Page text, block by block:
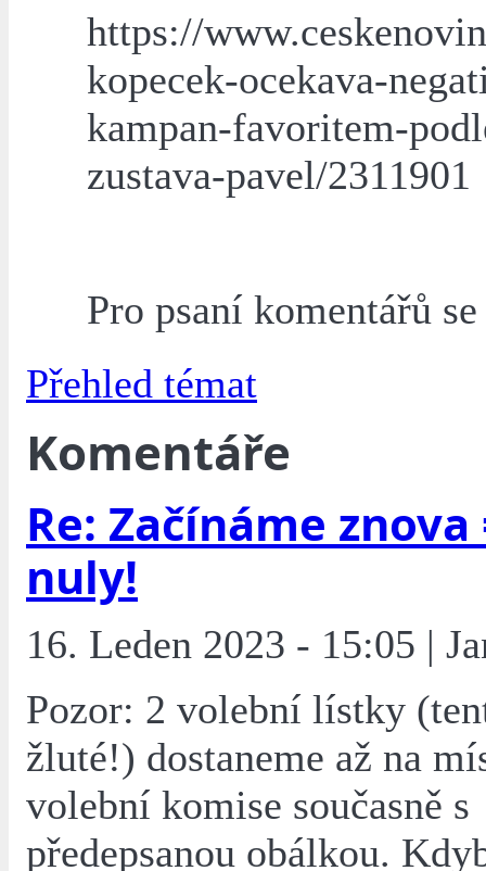
https://
kopecek-ocekava-
kampan-favoritem-
zustava-pavel/2311901
Pro psaní komentářů
Přehled témat
Komentáře
Re: Začínáme znova
nuly!
16. Leden 2023 - 15:05 |
Pozor: 2 volební lístky
žluté!) dostaneme až na
volební komise současně s
předepsanou obálkou.